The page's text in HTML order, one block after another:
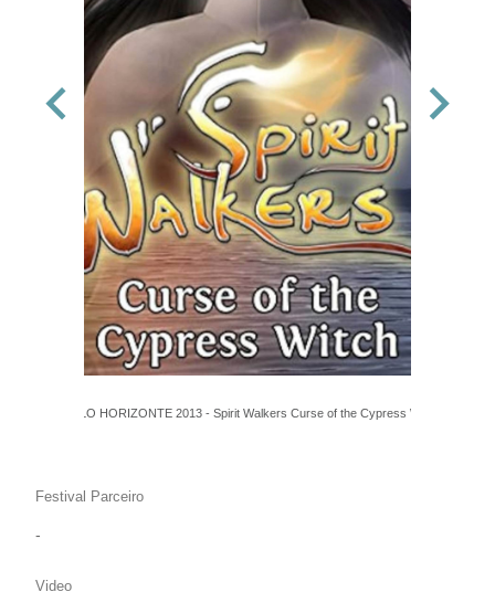
FILE BELO HORIZONTE 2013 - Spirit Walkers Curse of the Cypress Witch -
Festival Parceiro
-
Video